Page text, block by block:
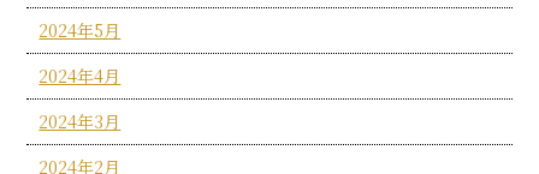
2024年5月
2024年4月
2024年3月
2024年2月